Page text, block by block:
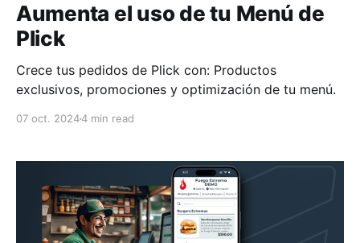
Aumenta el uso de tu Menú de
Plick
Crece tus pedidos de Plick con: Productos
exclusivos, promociones y optimización de tu menú.
07 oct. 20244 min read